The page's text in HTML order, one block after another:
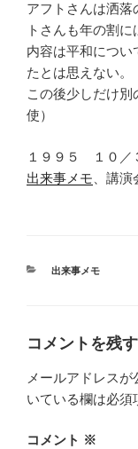
アフトさんは洒落
トさんも年の割に
内容は平和につい
たとは思えない。
この後少しだけ
使）
１９９５ １０／
出来事メモ 、講演
カ
出来事メモ
コメントを残す
メールアドレスが
いている欄は必須
コメント ※